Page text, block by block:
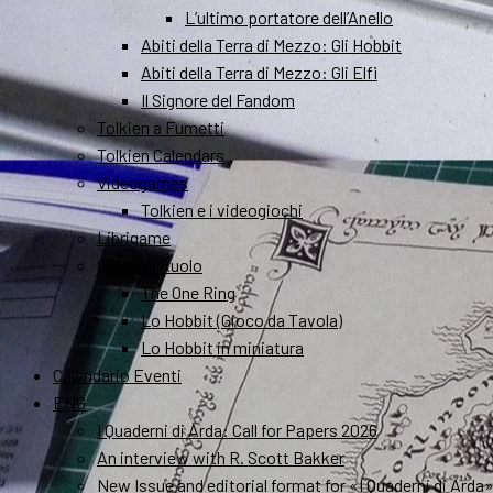
L’ultimo portatore dell’Anello
Abiti della Terra di Mezzo: Gli Hobbit
Abiti della Terra di Mezzo: Gli Elfi
Il Signore del Fandom
Tolkien a Fumetti
Tolkien Calendars
Videogames
Tolkien e i videogiochi
Librigame
Gioco di Ruolo
The One Ring
Lo Hobbit (Gioco da Tavola)
Lo Hobbit in miniatura
Calendario Eventi
ENG
I Quaderni di Arda: Call for Papers 2026
An interview with R. Scott Bakker
New Issue and editorial format for «I Quaderni di Arda»